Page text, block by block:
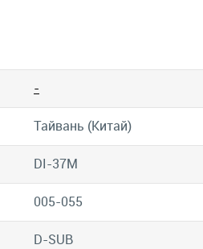
-
Тайвань (Китай)
DI-37M
005-055
D-SUB